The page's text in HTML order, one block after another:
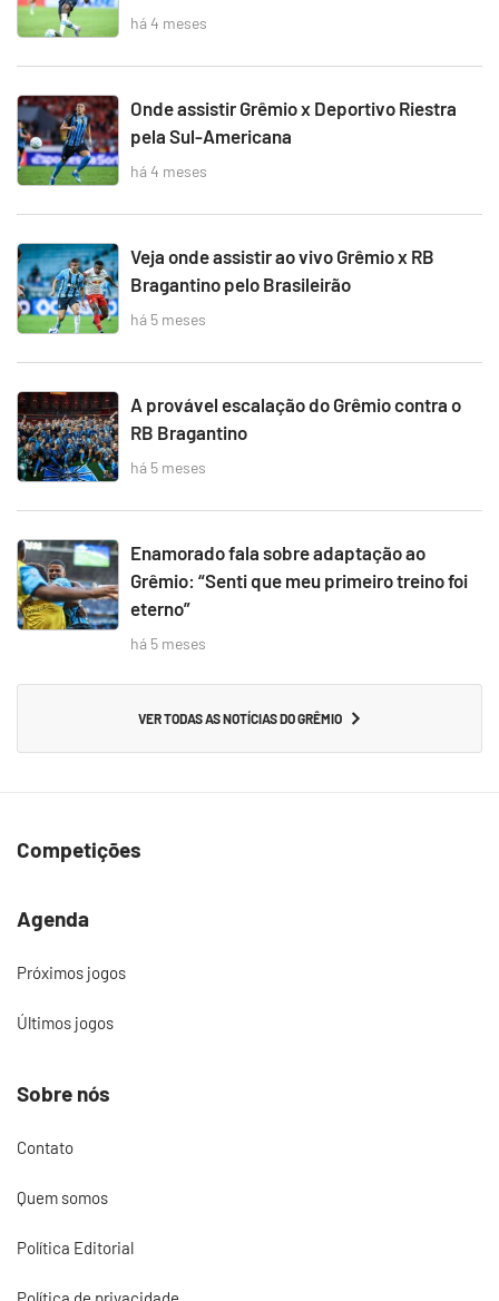
há 4 meses
Onde assistir Grêmio x Deportivo Riestra
pela Sul-Americana
há 4 meses
Veja onde assistir ao vivo Grêmio x RB
Bragantino pelo Brasileirão
há 5 meses
A provável escalação do Grêmio contra o
RB Bragantino
há 5 meses
Enamorado fala sobre adaptação ao
Grêmio: “Senti que meu primeiro treino foi
eterno”
há 5 meses
VER TODAS AS NOTÍCIAS DO GRÊMIO
Competições
Agenda
Próximos jogos
Últimos jogos
Sobre nós
Contato
Quem somos
Política Editorial